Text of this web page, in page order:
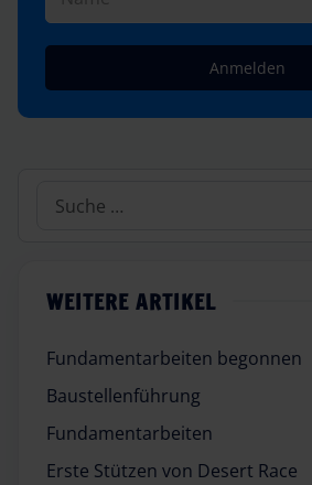
Anmelden
Suchen
WEITERE ARTIKEL
Fundamentarbeiten begonnen
Baustellenführung
Fundamentarbeiten
Erste Stützen von Desert Race